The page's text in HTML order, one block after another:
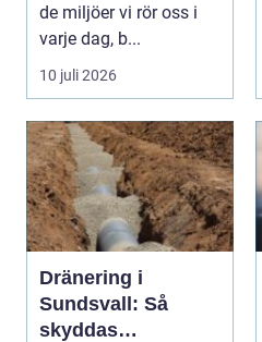
de miljöer vi rör oss i
varje dag, b...
10 juli 2026
Dränering i
Sundsvall: Så
skyddas